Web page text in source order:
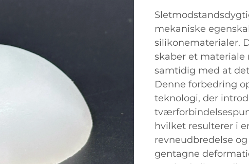
mekaniske
silikonematerialer.
skaber et materiale
samtidig med at
Denne forbedring
teknologi, der
hvilket resulterer i
revneudbredelse
gentagne